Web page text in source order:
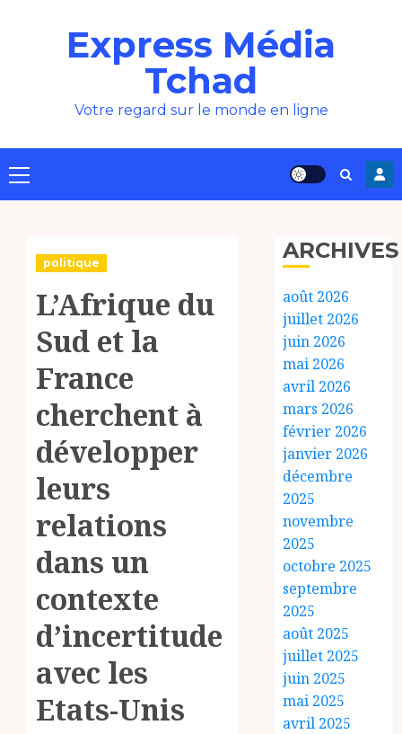
Express Média
Tchad
Votre regard sur le monde en ligne
Menu
principal
politique
L’Afrique du
Sud et la
France
cherchent à
développer
leurs
relations
dans un
contexte
d’incertitude
avec les
Etats-Unis
ARCHIVES
août 2026
juillet 2026
juin 2026
mai 2026
avril 2026
mars 2026
février 2026
janvier 2026
décembre
2025
novembre
2025
octobre 2025
septembre
2025
août 2025
juillet 2025
juin 2025
mai 2025
avril 2025